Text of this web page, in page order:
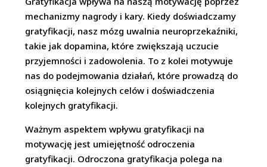
mechanizmy nagrody i kary. Kiedy doświadczamy
gratyfikacji, nasz mózg uwalnia neuroprzekaźniki,
takie jak dopamina, które zwiększają uczucie
przyjemności i zadowolenia. To z kolei motywuje
nas do podejmowania działań, które prowadzą do
osiągnięcia kolejnych celów i doświadczenia
kolejnych gratyfikacji.
Ważnym aspektem wpływu gratyfikacji na
motywację jest umiejętność odroczenia
gratyfikacji. Odroczona gratyfikacja polega na